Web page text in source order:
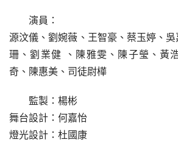
演員：
源汶儀、劉婉薇、王智豪、蔡玉婷、
珊、劉業健 、陳雅雯、陳子瑩、黃
奇、陳惠美、司徒尉樺
監製：楊彬
舞台設計：何嘉怡
燈光設計：杜國康